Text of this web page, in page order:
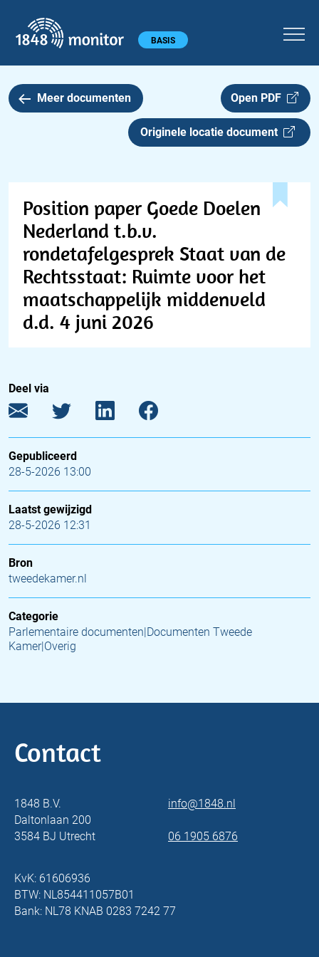
Hoofdmenu BASIS
Meer documenten Open PDF
Originele locatie document
Position paper Goede Doelen
Nederland t.b.v.
rondetafelgesprek Staat van de
Rechtsstaat: Ruimte voor het
maatschappelijk middenveld
d.d. 4 juni 2026
Deel via
Gepubliceerd
28-5-2026 13:00
Laatst gewijzigd
28-5-2026 12:31
Bron
tweedekamer.nl
Categorie
Parlementaire documenten|Documenten Tweede
Kamer|Overig
Contact
1848 B.V.
Daltonlaan 200
3584 BJ Utrecht
info@1848.nl
06 1905 6876
KvK: 61606936
BTW: NL854411057B01
Bank: NL78 KNAB 0283 7242 77